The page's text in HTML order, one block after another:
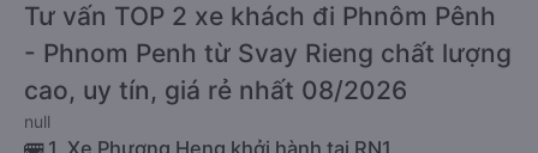
Tư vấn TOP 2 xe khách đi Phnôm Pênh
- Phnom Penh từ Svay Rieng chất lượng
cao, uy tín, giá rẻ nhất 08/2026
null
🚌 1. Xe Phương Heng khởi hành tại RN1